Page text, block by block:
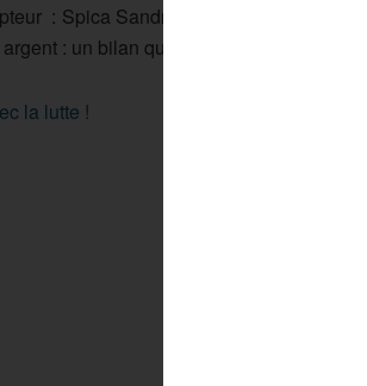
: Spica Sandro (60kg) prend l’argent
: un bilan qui donne le sourire à la
la lutte !